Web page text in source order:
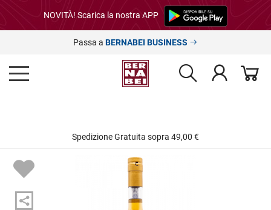
NOVITÀ! Scarica la nostra APP
Passa a BERNABEI BUSINESS
Spedizione Gratuita sopra 49,00 €